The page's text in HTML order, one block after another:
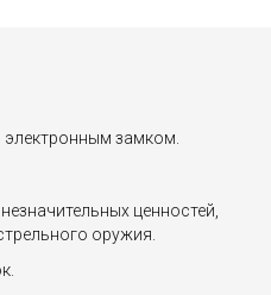
электронным замком.
ценностей,
оружия.